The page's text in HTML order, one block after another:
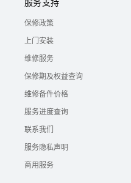
保修政策
上门安装
维修服务
保修期及权益查询
维修备件价格
服务进度查询
联系我们
服务隐私声明
商用服务